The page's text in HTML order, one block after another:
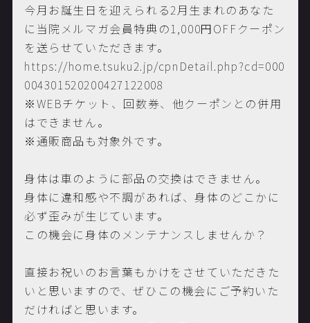
今月お誕生日を迎えられる2月生まれのあなた
に当院メルマガ会員特典の1,000円OFFクーポン
を送らせていただきます。
https://home.tsuku2.jp/cpnDetail.php?cd=000
004301520200427122008
※WEBチケット、回数券、他クーポンとの併用
はできません。
※通販商品も対象外です。
身体は車のように部品の交換はできません。
身体に違和感や不調があれば、身体のどこかに
必ず歪みが生じています。
この機会に身体のメンテナンスしませんか？
直接お祝いのお言葉もかけをさせていただきた
いと思いますので、ぜひこの機会にご予約いた
だければと思います。